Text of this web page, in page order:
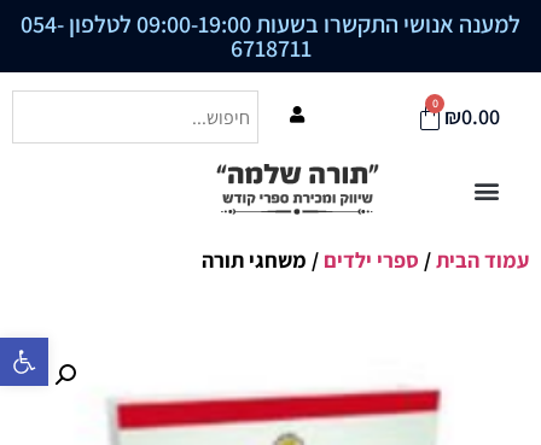
פתח סרגל
למענה אנושי התקשרו בשעות 09:00-19:00 לטלפון 054-
6718711
₪0.00
0
עמוד הבית/ ספרי ילדים / משחגי תורה